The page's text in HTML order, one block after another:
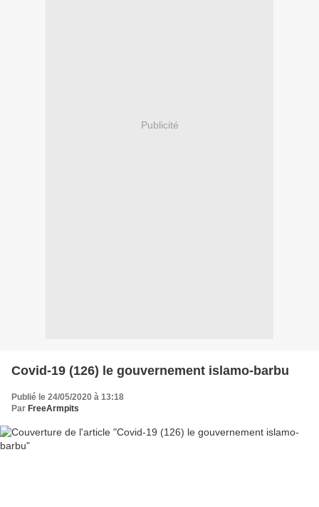
Publicité
Covid-19 (126) le gouvernement islamo-barbu
Publié le 24/05/2020 à 13:18
Par FreeArmpits